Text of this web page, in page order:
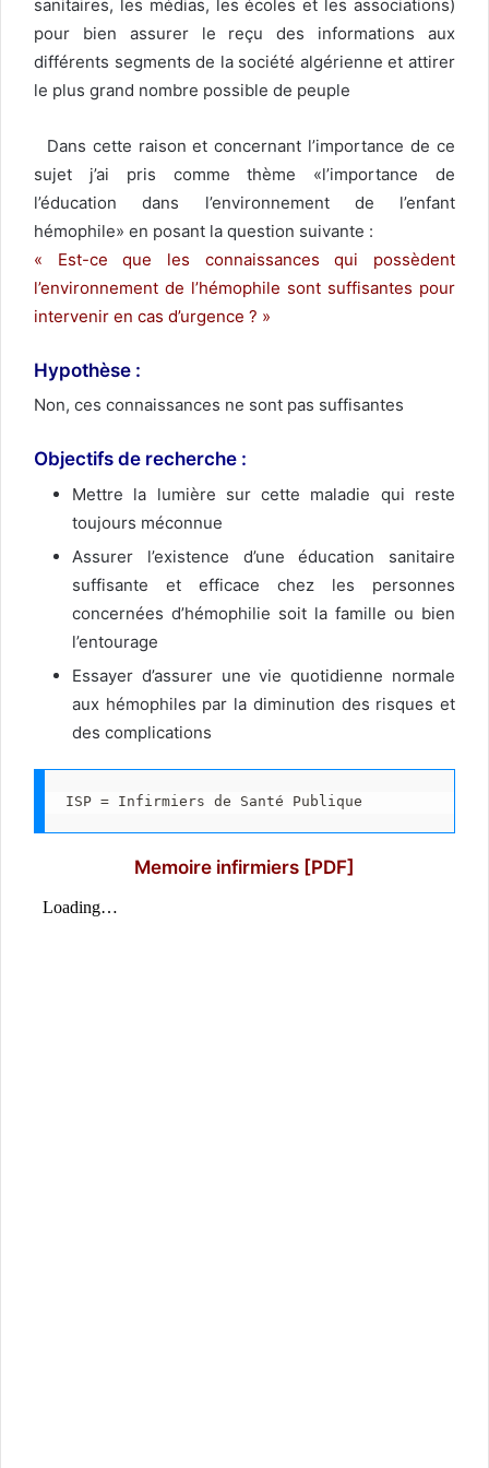
sanitaires, les médias, les écoles et les associations)
pour bien assurer le reçu des informations aux
différents segments de la société algérienne et attirer
le plus grand nombre possible de peuple
Dans cette raison et concernant l’importance de ce
sujet j’ai pris comme thème «l’importance de
l’éducation dans l’environnement de l’enfant
hémophile» en posant la question suivante :
« Est-ce que les connaissances qui possèdent
l’environnement de l’hémophile sont suffisantes pour
intervenir en cas d’urgence ? »
Hypothèse :
Non, ces connaissances ne sont pas suffisantes
Objectifs de recherche :
Mettre la lumière sur cette maladie qui reste
toujours méconnue
Assurer l’existence d’une éducation sanitaire
suffisante et efficace chez les personnes
concernées d’hémophilie soit la famille ou bien
l’entourage
Essayer d’assurer une vie quotidienne normale
aux hémophiles par la diminution des risques et
des complications
ISP = Infirmiers de Santé Publique
Memoire infirmiers [PDF]